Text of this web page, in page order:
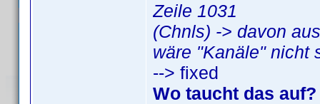
Zeile 1031
(Chnls) -> davon
wäre "Kanäle" nicht
--> fixed
Wo taucht das